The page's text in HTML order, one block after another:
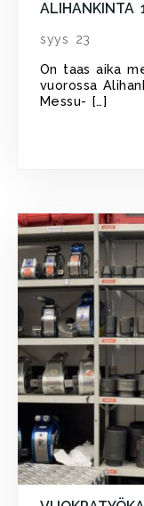
ALIHANKINTA
syys 23
On taas aika
vuorossa
Messu- […]